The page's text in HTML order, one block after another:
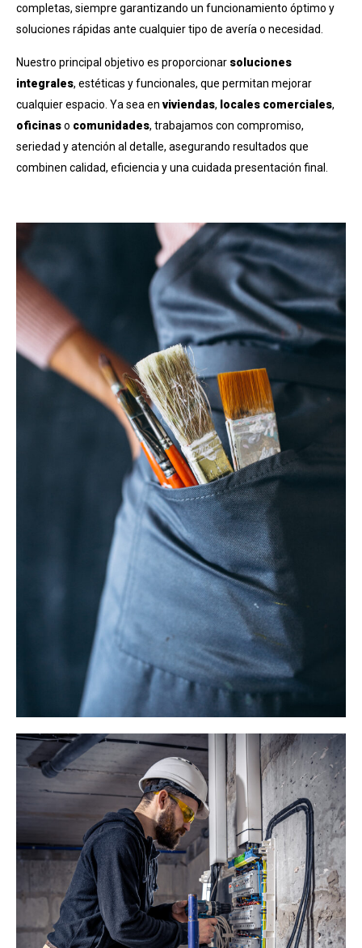
completas, siempre garantizando un funcionamiento óptimo y
soluciones rápidas ante cualquier tipo de avería o necesidad.
Nuestro principal objetivo es proporcionar soluciones
integrales, estéticas y funcionales, que permitan mejorar
cualquier espacio. Ya sea enviviendas, locales comerciales,
oficinaso comunidades, trabajamos con compromiso,
seriedad y atención al detalle, asegurando resultados que
combinen calidad, eficiencia y una cuidada presentación final.